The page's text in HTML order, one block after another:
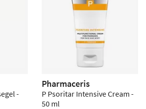
-
Pharmaceris
P Psoritar Intensive Cream -
50 ml